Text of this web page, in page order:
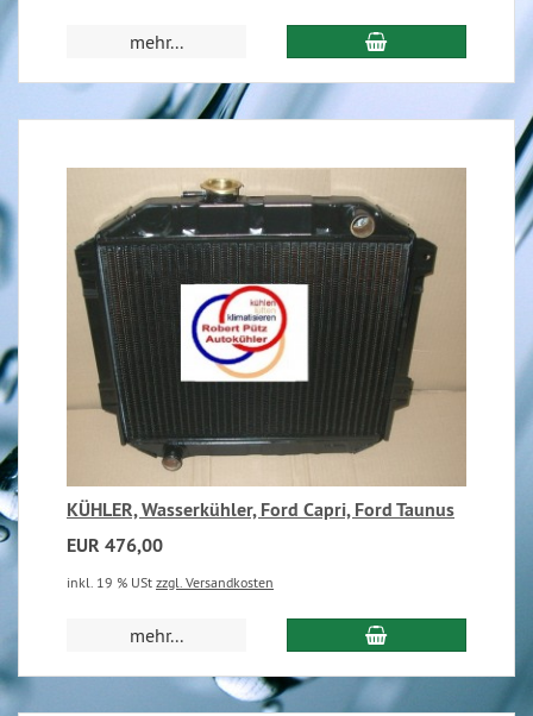
mehr...
KÜHLER, Wasserkühler, Ford Capri, Ford Taunus
EUR 476,00
inkl. 19 % USt zzgl. Versandkosten
mehr...